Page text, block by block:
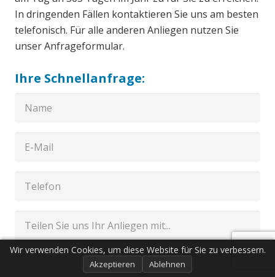
In dringenden Fällen kontaktieren Sie uns am besten
telefonisch. Für alle anderen Anliegen nutzen Sie
unser Anfrageformular.
Ihre Schnellanfrage:
Wir verwenden Cookies, um diese Website für Sie zu verbessern.
Akzeptieren Ablehnen